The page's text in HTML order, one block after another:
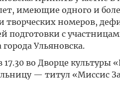
имеющие одного и
творческих номеров,
с
Ульяновска.
во Дворце культуры
— титул «Миссис